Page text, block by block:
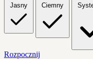
Jasny Ciemny
Rozpocznij